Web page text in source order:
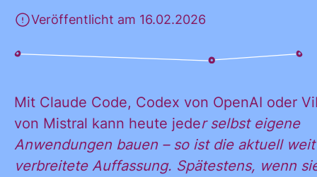
Veröffentlicht am 16.02.2026
Mit Claude Code, Codex von OpenAI oder
von Mistral kann heute jeder selbst eigene
Anwendungen bauen – so ist die aktuell weit
verbreitete Auffassung. Spätestens, wenn